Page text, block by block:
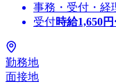
事務・受付・経
受付時給1,650
勤務地
面接地